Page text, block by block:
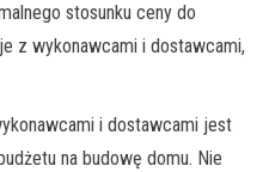
stosunku ceny do
z wykonawcami i dostawcami,
i dostawcami jest
na budowę domu. Nie